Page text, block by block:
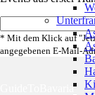
* Mit dem Klick auf
angegebenen E-Mail-
GuideToBavaria